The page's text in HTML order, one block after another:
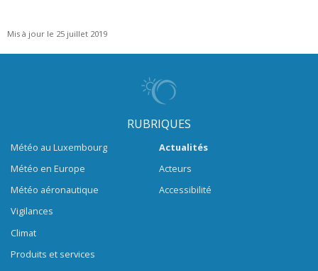
Mis à jour le 25 juillet 2019
RUBRIQUES
Météo au Luxembourg
Météo en Europe
Météo aéronautique
Vigilances
Climat
Produits et services
Actualités
Acteurs
Accessibilité